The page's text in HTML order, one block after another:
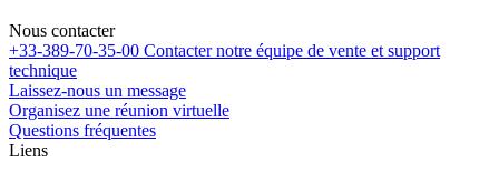
Nous contacter
+33-389-70-35-00 Contacter notre équipe de vente et support
technique
Laissez-nous un message
Organisez une réunion virtuelle
Questions fréquentes
Liens